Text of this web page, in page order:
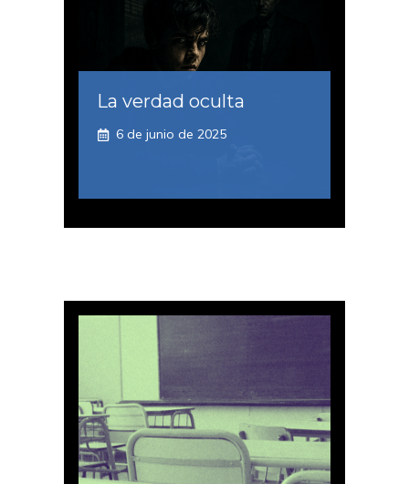
La verdad oculta
6 de junio de 2025